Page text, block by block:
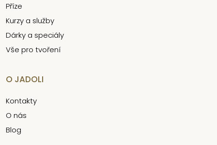
Příze
Kurzy a služby
Dárky a speciály
Vše pro tvoření
O JADOLI
Kontakty
O nás
Blog